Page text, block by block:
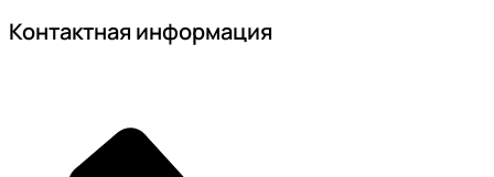
Контактная информация